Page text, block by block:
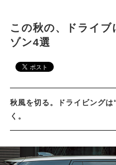
この秋の、ドライ
ゾン4選
秋風を切る。ドライビング
く。
CAR&BIKE
LIFESTYLE
MAGAZINE
ABOUT SITE
サイト